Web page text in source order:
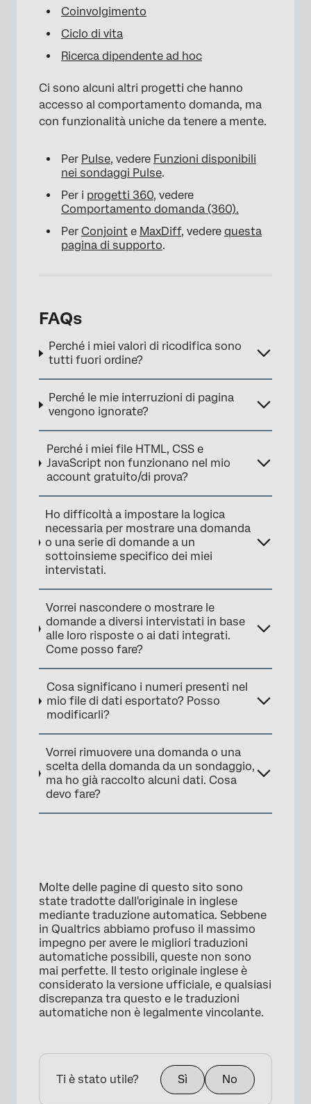
Coinvolgimento
Ciclo di vita
Ricerca dipendente ad hoc
Ci sono alcuni altri progetti che hanno
accesso al comportamento domanda, ma
con funzionalità uniche da tenere a mente.
Per Pulse, vedere Funzioni disponibili
nei sondaggi Pulse.
Per i progetti 360, vedere
Comportamento domanda (360).
Per Conjoint e MaxDiff, vedere questa
pagina di supporto.
FAQs
Perché i miei valori di ricodifica sono
tutti fuori ordine?
Perché le mie interruzioni di pagina
vengono ignorate?
Perché i miei file HTML, CSS e
JavaScript non funzionano nel mio
account gratuito/di prova?
Ho difficoltà a impostare la logica
necessaria per mostrare una domanda
o una serie di domande a un
sottoinsieme specifico dei miei
intervistati.
Vorrei nascondere o mostrare le
domande a diversi intervistati in base
alle loro risposte o ai dati integrati.
Come posso fare?
Cosa significano i numeri presenti nel
mio file di dati esportato? Posso
modificarli?
Vorrei rimuovere una domanda o una
scelta della domanda da un sondaggio,
ma ho già raccolto alcuni dati. Cosa
devo fare?
Molte delle pagine di questo sito sono
state tradotte dall'originale in inglese
mediante traduzione automatica. Sebbene
in Qualtrics abbiamo profuso il massimo
impegno per avere le migliori traduzioni
automatiche possibili, queste non sono
mai perfette. Il testo originale inglese è
considerato la versione ufficiale, e qualsiasi
discrepanza tra questo e le traduzioni
automatiche non è legalmente vincolante.
Ti è stato utile? Sì No